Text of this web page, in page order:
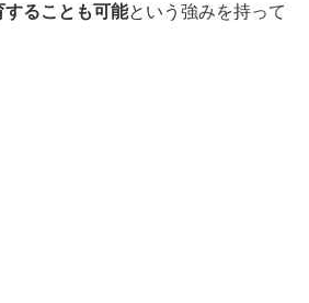
することも可能という強みを持って